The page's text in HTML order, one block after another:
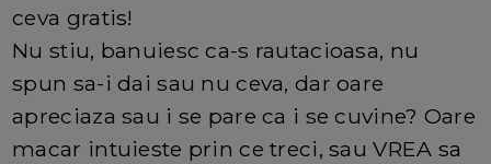
ceva gratis!
Nu stiu, banuiesc ca-s rautacioasa, nu
spun sa-i dai sau nu ceva, dar oare
apreciaza sau i se pare ca i se cuvine? Oare
macar intuieste prin ce treci, sau VREA sa